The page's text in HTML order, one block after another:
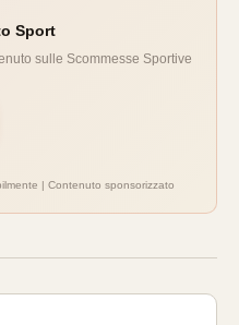
Sport
sulle Scommesse Sportive
| Contenuto sponsorizzato